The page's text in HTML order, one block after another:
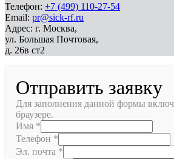
Телефон: +7 (499) 110-27-54
Email: pr@sick-rf.ru
Адрес: г. Москва,
ул. Большая Почтовая,
д. 26в ст2
Отправить заявку
Для заполнения данной формы
браузере.
Имя *
Телефон *
Эл. почта *